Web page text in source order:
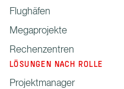
Flughäfen
Megaprojekte
Rechenzentren
LÖSUNGEN NACH ROLLE
Projektmanager